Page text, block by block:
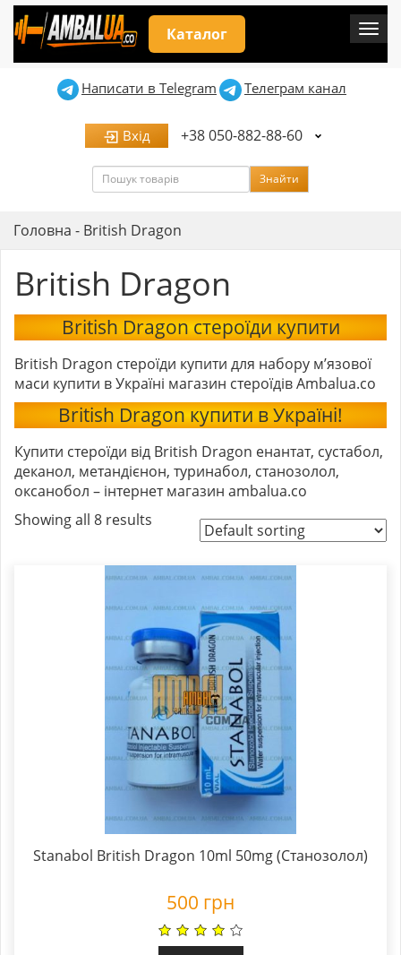
Каталог
Написати в Telegram Телеграм канал
Вхід +38 050-882-88-60
Пошук Знайти
Головна - British Dragon
British Dragon
British Dragon стероїди купити
British Dragon стероїди купити для набору м’язової
маси купити в Україні магазин стероїдів Ambalua.co
British Dragon купити в Україні!
Купити стероїди від British Dragon енантат, сустабол,
деканол, метандієнон, туринабол, станозолол,
оксанобол – інтернет магазин ambalua.co
Showing all 8 results
Stanabol British Dragon 10ml 50mg (Станозолол)
500 грн